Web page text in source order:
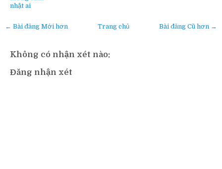
nhật ai
← Bài đăng Mới hơn Bài đăng Cũ hơn →
Trang chủ
Không có nhận xét nào:
Đăng nhận xét